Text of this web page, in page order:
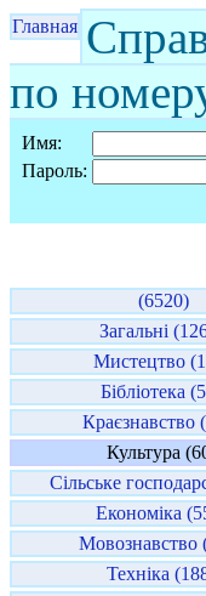
Главная
по
Имя:
Пароль:
(6520)
Загальні
Мистецтво
Бібліотека
Краєзнавство
Культура
Сільське
Економіка
Мовознавство
Техніка